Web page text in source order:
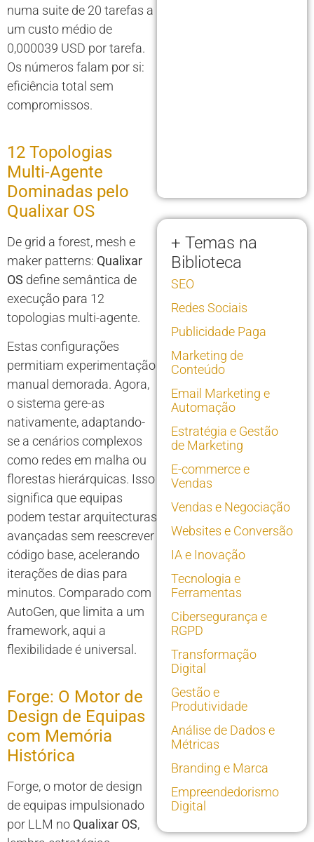
numa suite de 20 tarefas a
um custo médio de
0,000039 USD por tarefa.
Os números falam por si:
eficiência total sem
compromissos.
12 Topologias
Multi-Agente
Dominadas pelo
Qualixar OS
De grid a forest, mesh e
maker patterns: Qualixar
OS define semântica de
execução para 12
topologias multi-agente.
Estas configurações
permitiam experimentação
manual demorada. Agora,
o sistema gere-as
nativamente, adaptando-
se a cenários complexos
como redes em malha ou
florestas hierárquicas. Isso
significa que equipas
podem testar arquitecturas
avançadas sem reescrever
código base, acelerando
iterações de dias para
minutos. Comparado com
AutoGen, que limita a um
framework, aqui a
flexibilidade é universal.
Forge: O Motor de
Design de Equipas
com Memória
Histórica
Forge, o motor de design
de equipas impulsionado
por LLM no Qualixar OS,
+ Temas na
Biblioteca
SEO
Redes Sociais
Publicidade Paga
Marketing de
Conteúdo
Email Marketing e
Automação
Estratégia e Gestão
de Marketing
E-commerce e
Vendas
Vendas e Negociação
Websites e Conversão
IA e Inovação
Tecnologia e
Ferramentas
Cibersegurança e
RGPD
Transformação
Digital
Gestão e
Produtividade
Análise de Dados e
Métricas
Branding e Marca
Empreendedorismo
Digital